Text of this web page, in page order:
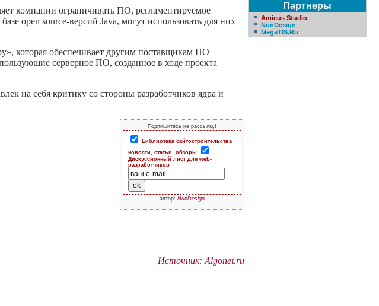
компании ограничивать ПО, регламентируемое
open source-версий Java, могут использовать для них
которая обеспечивает другим поставщикам ПО
серверное ПО, созданное в ходе проекта
на себя критику со стороны разработчиков ядра и
Подпишитесь на рассылку!
Библиотека сайтостроительства
новости, статьи, обзоры
Дискуссионный лист для web-
разработчиков
автор: NunDesign
Источник: Algonet.ru
Партнеры
Amicus Studio
NunDesign
MegaTIS.Ru